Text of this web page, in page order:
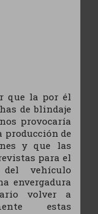
que la por él
de blindaje
provocaría
producción de
y que las
para el
vehículo
envergadura
volver a
estas